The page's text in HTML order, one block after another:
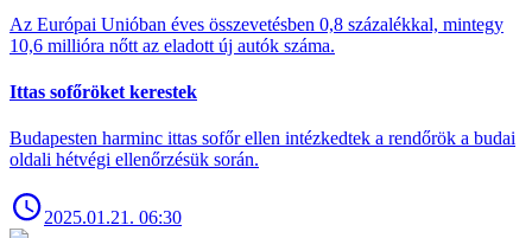
Az Európai Unióban éves összevetésben 0,8 százalékkal, mintegy
10,6 millióra nőtt az eladott új autók száma.
Ittas sofőröket kerestek
Budapesten harminc ittas sofőr ellen intézkedtek a rendőrök a budai
oldali hétvégi ellenőrzésük során.
2025.01.21. 06:30